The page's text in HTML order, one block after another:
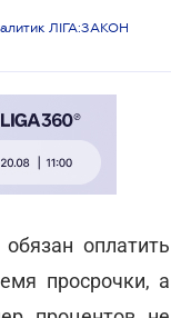
ЛІГА:ЗАКОН
оплатить
просрочки, а